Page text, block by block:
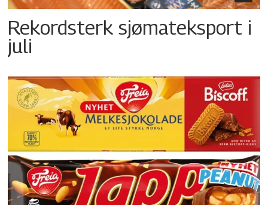
Rekordsterk sjømateksport i
juli